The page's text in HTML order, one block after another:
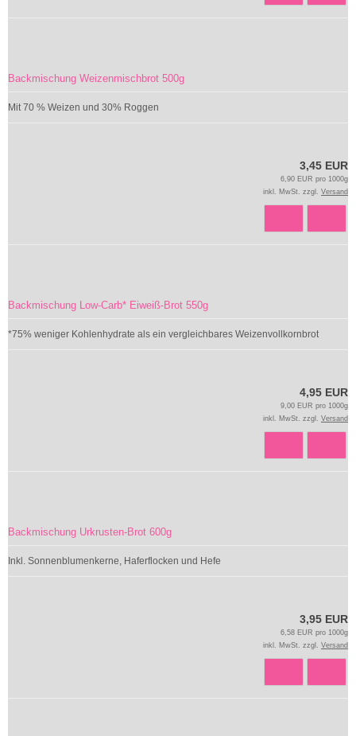
Backmischung Weizenmischbrot 500g
Mit 70 % Weizen und 30% Roggen
3,45 EUR
6,90 EUR pro 1000g
inkl. MwSt. zzgl. Versand
Backmischung Low-Carb* Eiweiß-Brot 550g
*75% weniger Kohlenhydrate als ein vergleichbares Weizenvollkornbrot
4,95 EUR
9,00 EUR pro 1000g
inkl. MwSt. zzgl. Versand
Backmischung Urkrusten-Brot 600g
Inkl. Sonnenblumenkerne, Haferflocken und Hefe
3,95 EUR
6,58 EUR pro 1000g
inkl. MwSt. zzgl. Versand